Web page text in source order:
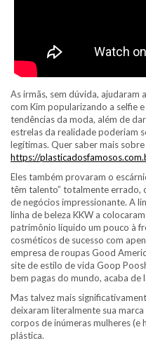
As irmãs, sem dúvida, ajudaram
com Kim popularizando a selfie
tendências da moda, além de
estrelas da realidade poderiam
legítimas. Quer saber mais sobre
https://
Eles também provaram o
têm talento” totalmente errado,
de negócios impressionante. A
linha de beleza KKW a
patrimônio líquido um pouco à
cosméticos de sucesso com
empresa de roupas Good
site de estilo de vida Goop
bem pagas do mundo, acaba de
Mas talvez mais
deixaram literalmente sua
corpos de inúmeras mulheres (e
plástica.